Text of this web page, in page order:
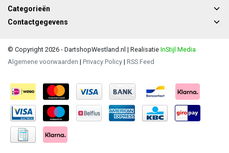
Categorieën
Contactgegevens
© Copyright 2026 - DartshopWestland.nl | Realisatie InStijl Media
Algemene voorwaarden | Privacy Policy | RSS Feed